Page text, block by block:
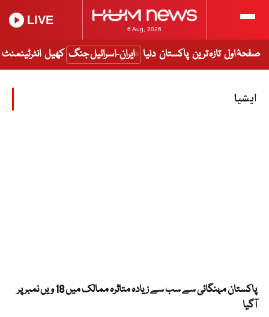
6 Aug, 2026
LIVE
صفحۂ اول تازہ ترین پاکستان دنیا ایران-اسرائیل جنگ کھیل انٹرٹینمنٹ
ایشیا
پاکستان مہنگائی سے سب سے زیادہ متاثرہ ممالک میں 18 ویں نمبر پر
آگیا